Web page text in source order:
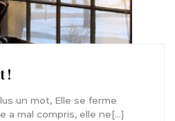
!
un mot, Elle se ferme
a mal compris, elle ne[...]